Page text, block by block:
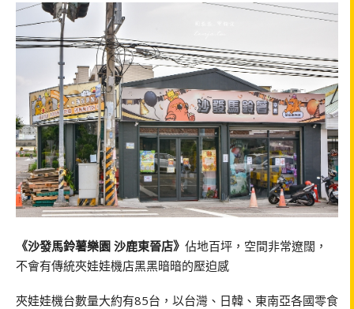
《沙發馬鈴薯樂園 沙鹿東晉店》 佔地百坪，空間非常遼闊，
不會有傳統夾娃娃機店黑黑暗暗的壓迫感
夾娃娃機台數量大約有85台，以台灣、日韓、東南亞各國零食